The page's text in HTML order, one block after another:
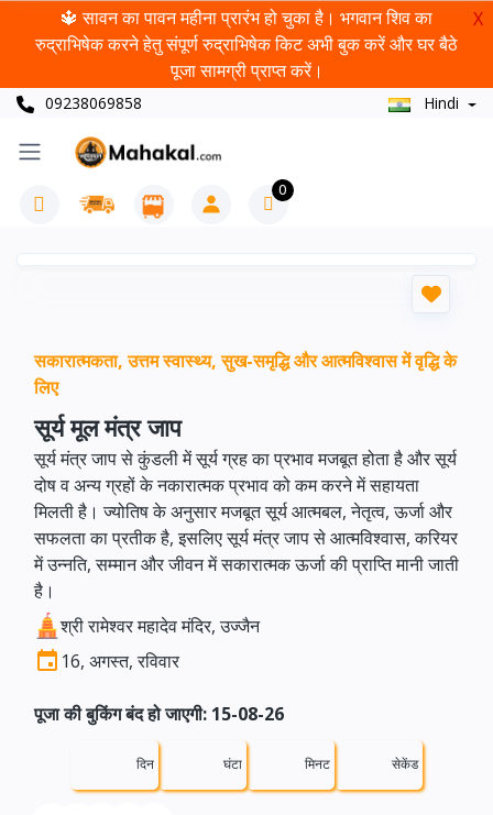
🔱 सावन का पावन महीना प्रारंभ हो चुका है। भगवान शिव का
रुद्राभिषेक करने हेतु संपूर्ण रुद्राभिषेक किट अभी बुक करें और घर बैठे
पूजा सामग्री प्राप्त करें।
X
09238069858 Hindi
0
सकारात्मकता, उत्तम स्वास्थ्य, सुख-समृद्धि और आत्मविश्वास में वृद्धि के
लिए
सूर्य मूल मंत्र जाप
सूर्य मंत्र जाप से कुंडली में सूर्य ग्रह का प्रभाव मजबूत होता है और सूर्य
दोष व अन्य ग्रहों के नकारात्मक प्रभाव को कम करने में सहायता
मिलती है। ज्योतिष के अनुसार मजबूत सूर्य आत्मबल, नेतृत्व, ऊर्जा और
सफलता का प्रतीक है, इसलिए सूर्य मंत्र जाप से आत्मविश्वास, करियर
में उन्नति, सम्मान और जीवन में सकारात्मक ऊर्जा की प्राप्ति मानी जाती
है।
श्री रामेश्वर महादेव मंदिर, उज्जैन
16, अगस्त, रविवार
पूजा की बुकिंग बंद हो जाएगी: 15-08-26
दिन घंटा मिनट सेकेंड